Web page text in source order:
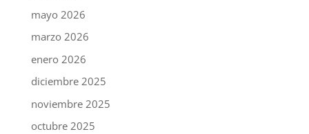
mayo 2026
marzo 2026
enero 2026
diciembre 2025
noviembre 2025
octubre 2025